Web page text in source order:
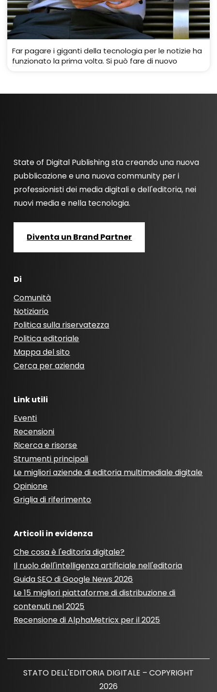
Far pagare i giganti della tecnologia per le notizie ha
funzionato la prima volta. Si può fare di nuovo
State of Digital Publishing sta creando una nuova
pubblicazione e una nuova community per i
professionisti dei media digitali e dell'editoria, nei
nuovi media e nella tecnologia.
Diventa un Brand Partner
Di
Comunità
Notiziario
Politica sulla riservatezza
Politica editoriale
Mappa del sito
Cerca per azienda
Link utili
Eventi
Recensioni
Ricerca e risorse
Strumenti principali
Le migliori aziende di editoria multimediale digitale
Opinione
Griglia di riferimento
Articoli in evidenza
Che cosa è l'editoria digitale?
Il ruolo dell'intelligenza artificiale nell'editoria
Guida SEO di Google News 2026
Le 15 migliori piattaforme di distribuzione di
contenuti nel 2025
Recensione di AlphaMetricx per il 2025
STATO DELL'EDITORIA DIGITALE – COPYRIGHT
2026